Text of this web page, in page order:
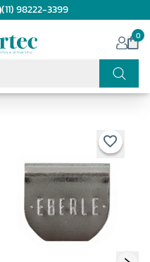
(11) 98222-3399
0